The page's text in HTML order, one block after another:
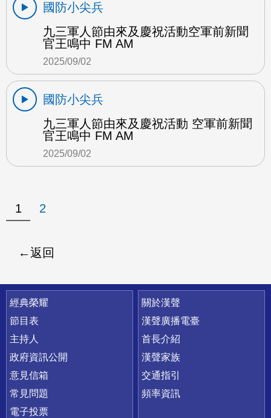
國防小尖兵
九三軍人節由來及慶祝活動空軍前新聞
官王鳴中 FM AM
2025/09/02
國防小尖兵
九三軍人節由來及慶祝活動 空軍前新聞
官王鳴中 FM AM
2025/09/02
1 2
返回
快速連結
經典榮耀
節目表
主持人
政府資訊公開
意見信箱
常見問題
電子投票
關於漢聲
漢聲廣播電臺
首長介紹
漢聲家族
交通指引
頻率資訊